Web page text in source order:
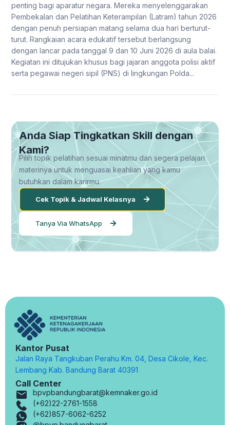
penting bagi aparatur negara. Mereka menyelenggarakan
Pembekalan dan Pelatihan Keterampilan (Latram) tahun 2026
dengan penuh persiapan matang selama dua hari berturut-
turut. Rangkaian acara edukatif tersebut berlangsung
dengan lancar pada tanggal 9 dan 10 Juni 2026 di aula balai.
Kegiatan ini ditujukan khusus bagi jajaran anggota polisi aktif
serta pegawai negeri sipil (PNS) di lingkungan Polda...
Anda Siap Tingkatkan Skill dengan
Kami?
Pilih topik pelatihan sesuai minatmu dan segera pelajari
materinya untuk menguasai keahlian yang kamu
butuhkan dalam karirmu.
Cek Topik & Jadwal Kelasnya
Tanya Via WhatsApp
Kantor Pusat
Jalan Raya Tangkuban Perahu Km. 04, Desa Cikole, Kec.
Lembang Kab. Bandung Barat 40391
Call Center
bpvpbandungbarat@kemnaker.go.id
(+62)22-2761-1558
(+62)857-6062-6252